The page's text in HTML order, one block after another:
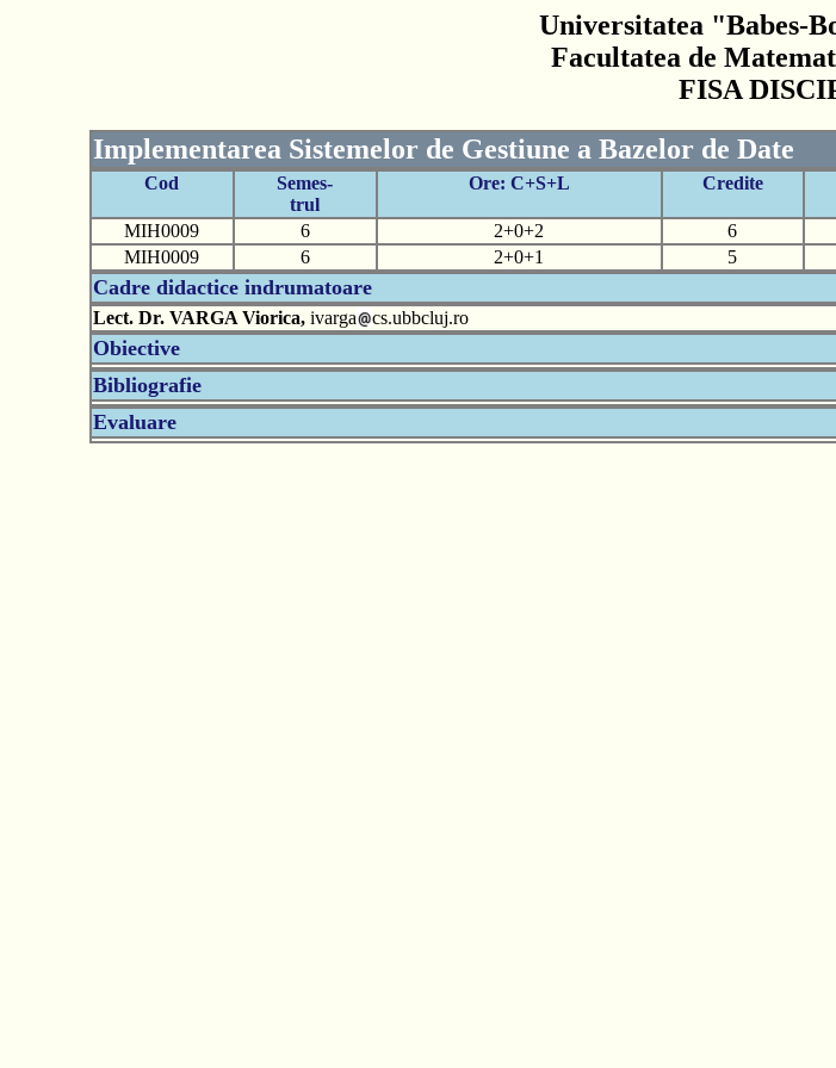
Universitatea "Babes-
Facultatea de
FISA
Implementarea Sistemelor de Gestiune a Bazelor de Date
Cod
Semes-
trul
Ore: C+S+L Credite
MIH0009 6 2+0+2 6
MIH0009
6 2+0+1 5
Cadre didactice indrumatoare
Lect. Dr. VARGA Viorica,ivarga cs.ubbcluj.ro
Obiective
Bibliografie
Evaluare